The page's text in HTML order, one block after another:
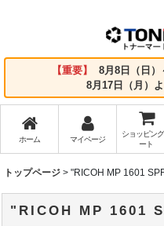
【重要】
8月8日（日
8月17日（月）
ホーム マイページ
ショッピン
ート
トップページ > "RICOH MP 1601
"RICOH MP 1601